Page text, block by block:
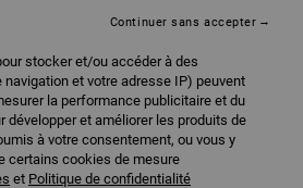
BONS PLANS
COULEUR Khaki
stocker et/ou accéder à des
et votre adresse IP) peuvent
la performance publicitaire et du
développer et améliorer les produits de
à votre consentement, ou vous y
certains cookies de mesure
et Politique de confidentialité
Continuer sans accepter